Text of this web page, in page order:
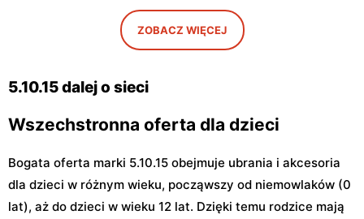
Głowno, ul. Władysława
5.10.15
Dęblin, ul. Rynek 30
ZOBACZ WIĘCEJ
5.10.15 dalej o sieci
Wszechstronna oferta dla dzieci
Bogata oferta marki 5.10.15 obejmuje ubrania i akcesoria
dla dzieci w różnym wieku, począwszy od niemowlaków (0
lat), aż do dzieci w wieku 12 lat. Dzięki temu rodzice mają